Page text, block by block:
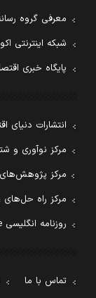
معرفی گروه
شبکه اینترنتی
پایگاه خبری
انتشارات دنیای
مرکز نوآوری و
مرکز پژوهش‌های
مرکز راه حل‌های
روزنامه انگلیسی Financial Tribune
تماس با ما